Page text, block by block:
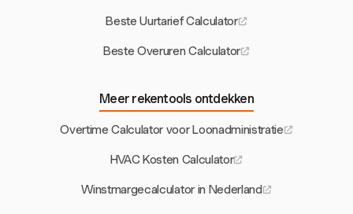
Beste Uurtarief Calculator
Beste Overuren Calculator
Meer rekentools ontdekken
Overtime Calculator voor Loonadministratie
HVAC Kosten Calculator
Winstmargecalculator in Nederland